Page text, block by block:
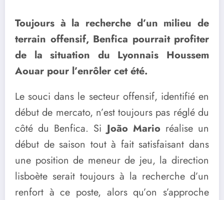
Toujours à la recherche d’un milieu de
terrain offensif, Benfica pourrait profiter
de la situation du Lyonnais Houssem
Aouar pour l’enrôler cet été.
Le souci dans le secteur offensif, identifié en
début de mercato, n’est toujours pas réglé du
côté du Benfica. Si João Mario réalise un
début de saison tout à fait satisfaisant dans
une position de meneur de jeu, la direction
lisboète serait toujours à la recherche d’un
renfort à ce poste, alors qu’on s’approche